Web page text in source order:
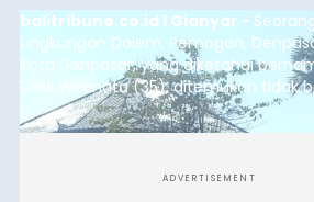
balitribune.co.id I Gianyar -
Lingkungan Dalem, Pemogan,
Kota Denpasar, yang diketahui
Dedi Wiranata (35), ditemukan tidak
pesisir Pantai Purnama, Sukawati.
ADVERTISEMENT